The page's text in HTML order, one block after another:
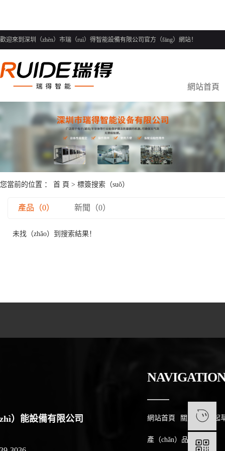
歡迎來到深圳（zhèn）市瑞（ruì）得智能設備有限公司官方（fāng）網站！
網站首頁
您當前的位置 ： 首 頁 > 標簽搜索（suǒ）
產品（0） 新聞（0）
未找（zhǎo）到搜索結果！
）能設備有限公司 網站首頁 關於17.c一起
產（chǎn）品中心